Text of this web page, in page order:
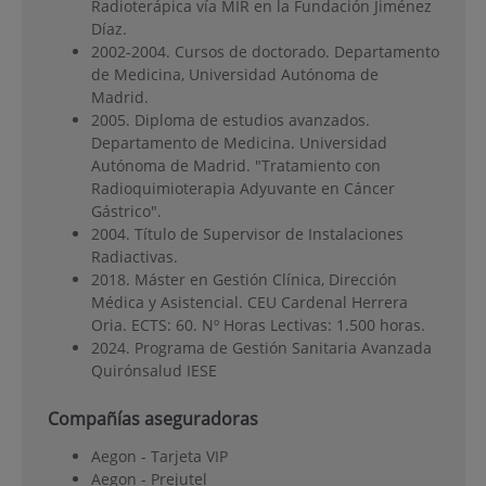
Radioterápica vía MIR en la Fundación Jiménez
Díaz.
2002-2004. Cursos de doctorado. Departamento
de Medicina, Universidad Autónoma de
Madrid.
2005. Diploma de estudios avanzados.
Departamento de Medicina. Universidad
Autónoma de Madrid. "Tratamiento con
Radioquimioterapia Adyuvante en Cáncer
Gástrico".
2004. Título de Supervisor de Instalaciones
Radiactivas.
2018. Máster en Gestión Clínica, Dirección
Médica y Asistencial. CEU Cardenal Herrera
Oria. ECTS: 60. Nº Horas Lectivas: 1.500 horas.
2024. Programa de Gestión Sanitaria Avanzada
Quirónsalud IESE
Compañías aseguradoras
Aegon - Tarjeta VIP
Aegon - Prejutel